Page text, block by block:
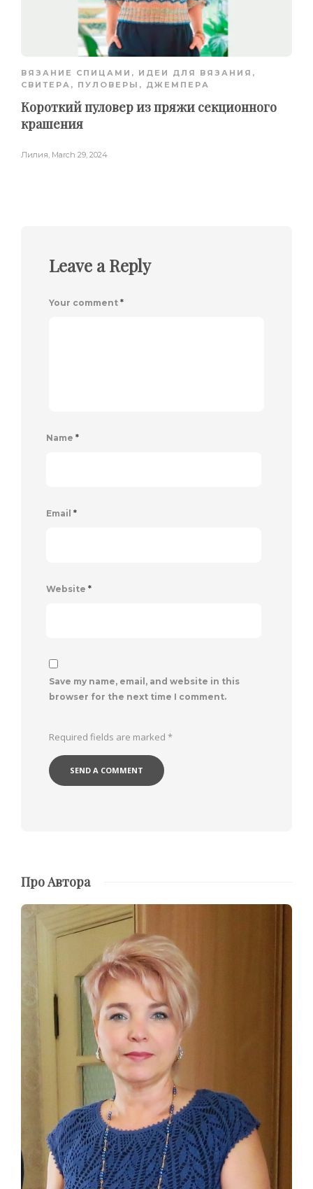
ВЯЗАНИЕ СПИЦАМИ , ИДЕИ ДЛЯ ВЯЗАНИЯ ,
СВИТЕРА, ПУЛОВЕРЫ, ДЖЕМПЕРА
Короткий пуловер из пряжи секционного
крашения
Лилия, March 29, 2024
Leave a Reply
Your comment *
Name *
Email *
Website *
Save my name, email, and website in this
browser for the next time I comment.
Required fields are marked *
Про Автора